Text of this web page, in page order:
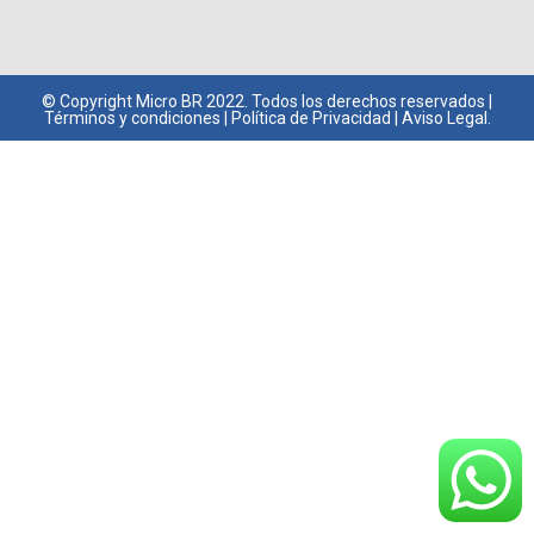
© Copyright Micro BR 2022. Todos los derechos reservados |
Términos y condiciones
Política de Privacidad Aviso Legal.